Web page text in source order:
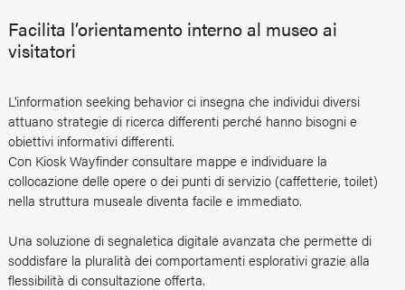
Facilita l’orientamento interno al museo ai
visitatori
L'information seeking behavior ci insegna che individui diversi
attuano strategie di ricerca differenti perché hanno bisogni e
obiettivi informativi differenti.
Con Kiosk Wayfinder consultare mappe e individuare la
collocazione delle opere o dei punti di servizio (caffetterie, toilet)
nella struttura museale diventa facile e immediato.
Una soluzione di segnaletica digitale avanzata che permette di
soddisfare la pluralità dei comportamenti esplorativi grazie alla
flessibilità di consultazione offerta.